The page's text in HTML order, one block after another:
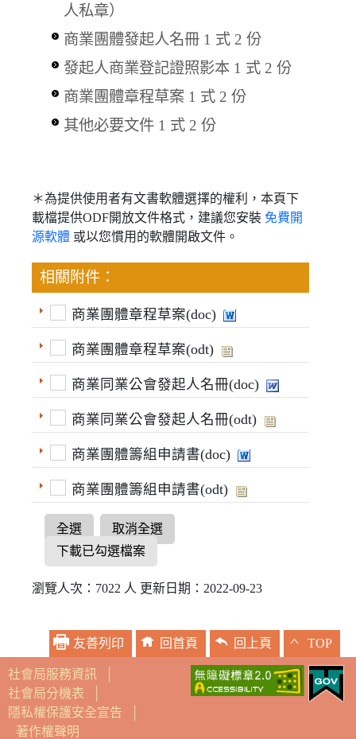
人私章）
商業團體發起人名冊 1 式 2 份
發起人商業登記證照影本 1 式 2 份
商業團體章程草案 1 式 2 份
其他必要文件 1 式 2 份
＊為提供使用者有文書軟體選擇的權利，本頁下
載檔提供ODF開放文件格式，建議您安裝 免費開
源軟體 或以您慣用的軟體開啟文件。
相關附件：
商業團體章程草案(doc)
商業團體章程草案(odt)
商業同業公會發起人名冊(doc)
商業同業公會發起人名冊(odt)
商業團體籌組申請書(doc)
商業團體籌組申請書(odt)
全選
取消全選
下載已勾選檔案
瀏覽人次：7022 人 更新日期：2022-09-23
友善列印 回首頁 回上頁 TOP
社會局服務資訊
社會局分機表
隱私權保護安全宣告
著作權聲明